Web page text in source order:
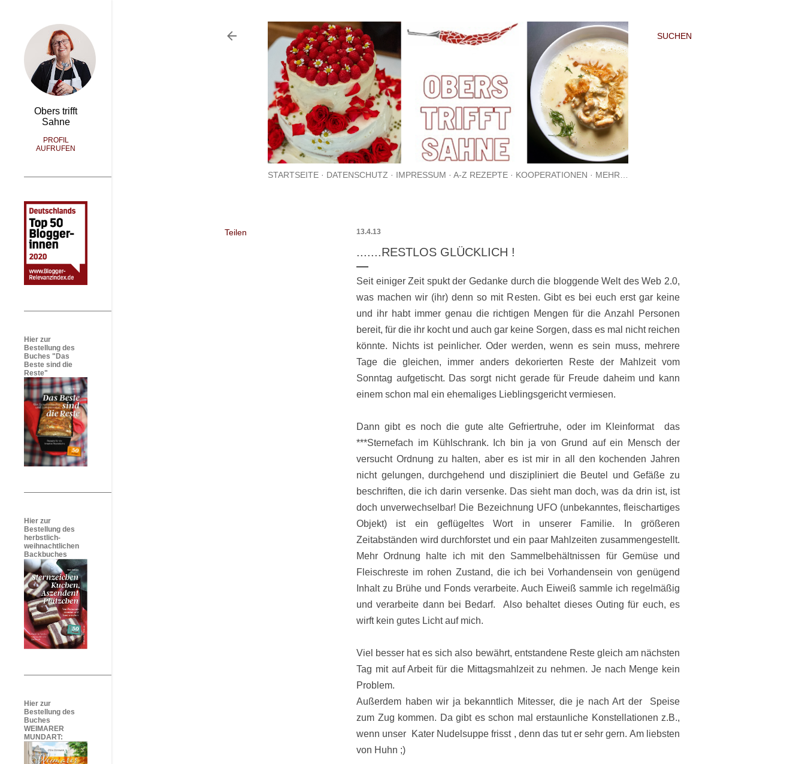
SUCHEN
STARTSEITE DATENSCHUTZ IMPRESSUM A-Z REZEPTE KOOPERATIONEN MEHR…
Teilen 13.4.13
.......RESTLOS GLÜCKLICH !
Seit einiger Zeit spukt der Gedanke durch die bloggende Welt des Web 2.0,
was machen wir (ihr) denn so mit Resten. Gibt es bei euch erst gar keine
und ihr habt immer genau die richtigen Mengen für die Anzahl Personen
bereit, für die ihr kocht und auch gar keine Sorgen, dass es mal nicht reichen
könnte. Nichts ist peinlicher. Oder werden, wenn es sein muss, mehrere
Tage die gleichen, immer anders dekorierten Reste der Mahlzeit vom
Sonntag aufgetischt. Das sorgt nicht gerade für Freude daheim und kann
einem schon mal ein ehemaliges Lieblingsgericht vermiesen.
Dann gibt es noch die gute alte Gefriertruhe, oder im Kleinformat das
***Sternefach im Kühlschrank. Ich bin ja von Grund auf ein Mensch der
versucht Ordnung zu halten, aber es ist mir in all den kochenden Jahren
nicht gelungen, durchgehend und diszipliniert die Beutel und Gefäße zu
beschriften, die ich darin versenke. Das sieht man doch, was da drin ist, ist
doch unverwechselbar! Die Bezeichnung UFO (unbekanntes, fleischartiges
Objekt) ist ein geflügeltes Wort in unserer Familie. In größeren
Zeitabständen wird durchforstet und ein paar Mahlzeiten zusammengestellt.
Mehr Ordnung halte ich mit den Sammelbehältnissen für Gemüse und
Fleischreste im rohen Zustand, die ich bei Vorhandensein von genügend
Inhalt zu Brühe und Fonds verarbeite. Auch Eiweiß sammle ich regelmäßig
und verarbeite dann bei Bedarf. Also behaltet dieses Outing für euch, es
wirft kein gutes Licht auf mich.
Viel besser hat es sich also bewährt, entstandene Reste gleich am nächsten
Tag mit auf Arbeit für die Mittagsmahlzeit zu nehmen. Je nach Menge kein
Problem.
Außerdem haben wir ja bekanntlich Mitesser, die je nach Art der Speise
zum Zug kommen. Da gibt es schon mal erstaunliche Konstellationen z.B.,
wenn unser
Kater Nudelsuppe frisst , denn das tut er sehr gern. Am liebsten
von Huhn ;)
Obers trifft
Sahne
PROFIL
AUFRUFEN
Hier zur
Bestellung des
Buches "Das
Beste sind die
Reste"
Hier zur
Bestellung des
herbstlich-
weihnachtlichen
Backbuches
Hier zur
Bestellung des
Buches
WEIMARER
MUNDART: